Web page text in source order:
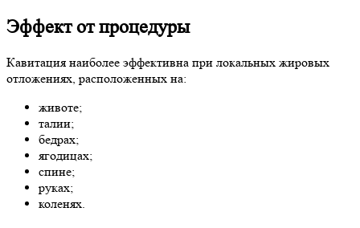
Эффект от процедуры
Кавитация наиболее эффективна при локальных жировых
отложениях, расположенных на:
животе;
талии;
бедрах;
ягодицах;
спине;
руках;
коленях.